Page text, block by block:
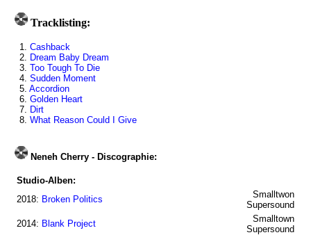
Tracklisting:
1. Cashback
2. Dream Baby Dream
3. Too Tough To Die
4. Sudden Moment
5. Accordion
6. Golden Heart
7. Dirt
8. What Reason Could I Give
Neneh Cherry - Discographie:
Studio-Alben:
2018: Broken Politics
Smalltwon
Supersound
2014: Blank Project
Smalltown
Supersound